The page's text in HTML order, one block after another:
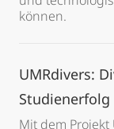
können.
UMRdivers:
Studienerfolg
Mit dem